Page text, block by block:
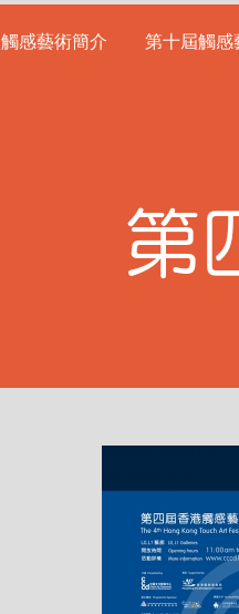
觸感藝術簡介 第十屆觸感
第